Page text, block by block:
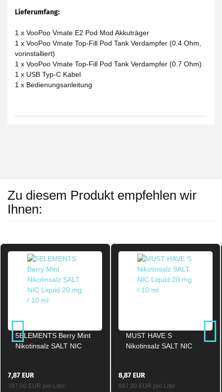
Lieferumfang:
1 x VooPoo Vmate E2 Pod Mod Akkuträger
1 x VooPoo Vmate Top-Fill Pod Tank Verdampfer (0.4 Ohm,
vorinstalliert)
1 x VooPoo Vmate Top-Fill Pod Tank Verdampfer (0.7 Ohm)
1 x USB Typ-C Kabel
1 x Bedienungsanleitung
Zu diesem Produkt empfehlen wir
Ihnen:
5ELEMENTS Berry Mint
Nikotinsalz SALT NIC
7,87 EUR
787,00 EUR pro Liter
MUST HAVE S
Nikotinsalz SALT NIC
8,87 EUR
887,00 EUR pro Liter